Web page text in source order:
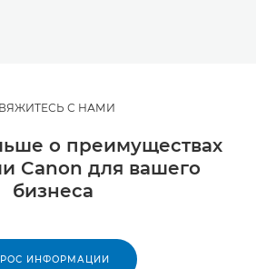
С НАМИ
о преимуществах
Canon для вашего
бизнеса
ИНФОРМАЦИИ